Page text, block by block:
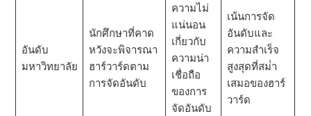
อันดับ
มหาวิทยาลัย
นักศึกษาที่คาด
หวังจะพิจารณา
ฮาร์วาร์ดตาม
การจัดอันดับ
ความไม่
แน่นอน
เกี่ยวกับ
ความน่า
เชื่อถือ
ของการ
จัดอันดับ
เน้นการจัด
อันดับและ
ความสําเร็จ
สูงสุดที่สม่ํา
เสมอของฮาร์
วาร์ด